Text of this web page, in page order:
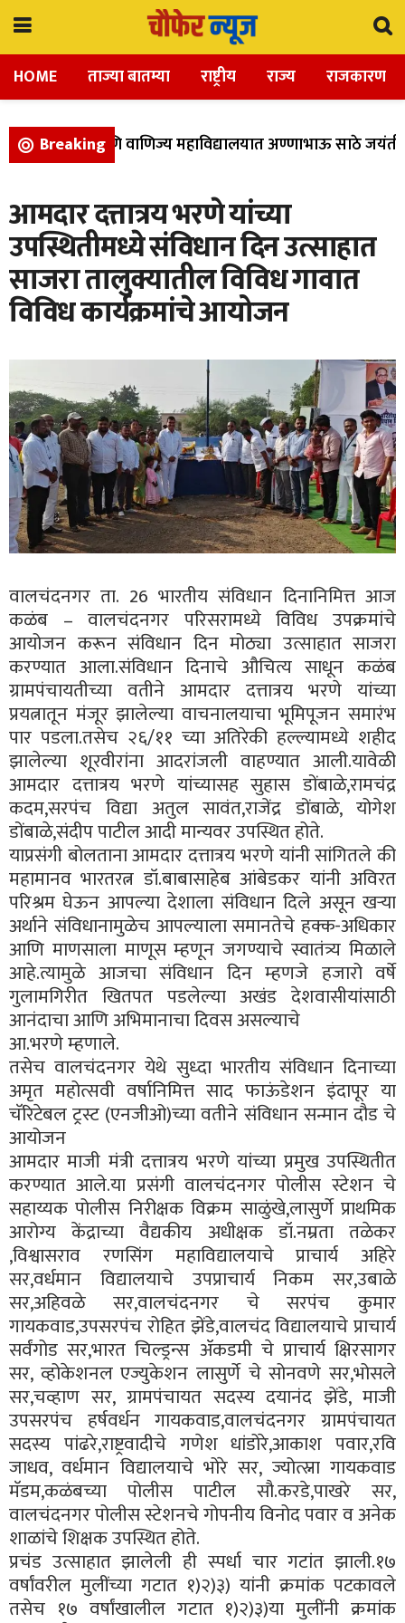
HOME ताज्या बातम्या राष्ट्रीय राज्य राजकारण
Breaking
विज्ञान, आणि वाणिज्य महाविद्यालयात अण्णाभाऊ साठे जयंती
आमदार दत्तात्रय भरणे यांच्या
उपस्थितीमध्ये संविधान दिन उत्साहात
साजरा तालुक्यातील विविध गावात
विविध कार्यक्रमांचे आयोजन
वालचंदनगर ता. 26 भारतीय संविधान दिनानिमित्त आज
कळंब – वालचंदनगर परिसरामध्ये विविध उपक्रमांचे
आयोजन करून संविधान दिन मोठ्या उत्साहात साजरा
करण्यात आला.संविधान दिनाचे औचित्य साधून कळंब
ग्रामपंचायतीच्या वतीने आमदार दत्तात्रय भरणे यांच्या
प्रयत्नातून मंजूर झालेल्या वाचनालयाचा भूमिपूजन समारंभ
पार पडला.तसेच २६/११ च्या अतिरेकी हल्ल्यामध्ये शहीद
झालेल्या शूरवीरांना आदरांजली वाहण्यात आली.यावेळी
आमदार दत्तात्रय भरणे यांच्यासह सुहास डोंबाळे,रामचंद्र
कदम,सरपंच विद्या अतुल सावंत,राजेंद्र डोंबाळे, योगेश
डोंबाळे,संदीप पाटील आदी मान्यवर उपस्थित होते.
याप्रसंगी बोलताना आमदार दत्तात्रय भरणे यांनी सांगितले की
महामानव भारतरत्न डॉ‌.बाबासाहेब आंबेडकर यांनी अविरत
परिश्रम घेऊन आपल्या देशाला संविधान दिले असून खऱ्या
अर्थाने संविधानामुळेच आपल्याला समानतेचे हक्क-अधिकार
आणि माणसाला माणूस म्हणून जगण्याचे स्वातंत्र्य मिळाले
आहे.त्यामुळे आजचा संविधान दिन म्हणजे हजारो वर्षे
गुलामगिरीत खितपत पडलेल्या अखंड देशवासीयांसाठी
आनंदाचा आणि अभिमानाचा दिवस असल्याचे
आ.भरणे म्हणाले.
तसेच वालचंदनगर येथे सुध्दा भारतीय संविधान दिनाच्या
अमृत महोत्सवी वर्षानिमित्त साद फाऊंडेशन इंदापूर या
चॅरिटेबल ट्रस्ट (एनजीओ)च्या वतीने संविधान सन्मान दौड चे
आयोजन
आमदार माजी मंत्री दत्तात्रय भरणे यांच्या प्रमुख उपस्थितीत
करण्यात आले.या प्रसंगी वालचंदनगर पोलीस स्टेशन चे
सहाय्यक पोलीस निरीक्षक विक्रम साळुंखे,लासुर्णे प्राथमिक
आरोग्य केंद्राच्या वैद्यकीय अधीक्षक डॉ.नम्रता तळेकर
,विश्वासराव रणसिंग महाविद्यालयाचे प्राचार्य अहिरे
सर,वर्धमान विद्यालयाचे उपप्राचार्य निकम सर,उबाळे
सर,अहिवळे सर,वालचंदनगर चे सरपंच कुमार
गायकवाड,उपसरपंच रोहित झेंडे,वालचंद विद्यालयाचे प्राचार्य
सर्वंगोड सर,भारत चिल्ड्रन्स ॲकडमी चे प्राचार्य क्षिरसागर
सर, व्होकेशनल एज्युकेशन लासुर्णे चे सोनवणे सर,भोसले
सर,चव्हाण सर, ग्रामपंचायत सदस्य दयानंद झेंडे, माजी
उपसरपंच हर्षवर्धन गायकवाड,वालचंदनगर ग्रामपंचायत
सदस्य पांढरे,राष्ट्रवादीचे गणेश धांडोरे,आकाश पवार,रवि
जाधव, वर्धमान विद्यालयाचे भोरे सर, ज्योत्स्ना गायकवाड
मॅडम,कळंबच्या पोलीस पाटील सौ.करडे,पाखरे सर,
वालचंदनगर पोलीस स्टेशनचे गोपनीय विनोद पवार व अनेक
शाळांचे शिक्षक उपस्थित होते.
प्रचंड उत्साहात झालेली ही स्पर्धा चार गटांत झाली.१७
वर्षांवरील मुलींच्या गटात १)२)३) यांनी क्रमांक पटकावले
तसेच १७ वर्षांखालील गटात १)२)३)या मुलींनी क्रमांक